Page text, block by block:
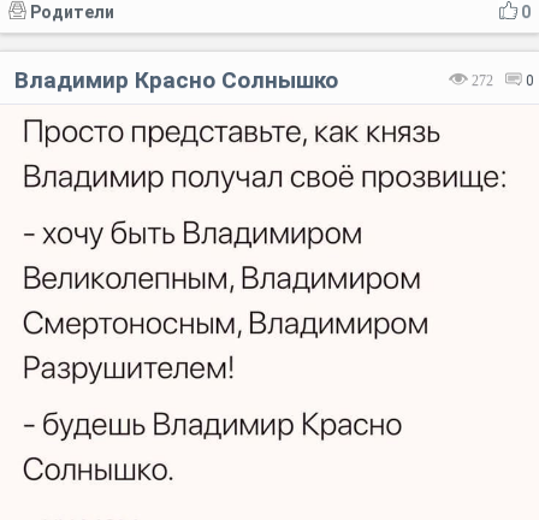
0
Родители
272 0
Владимир Красно Солнышко